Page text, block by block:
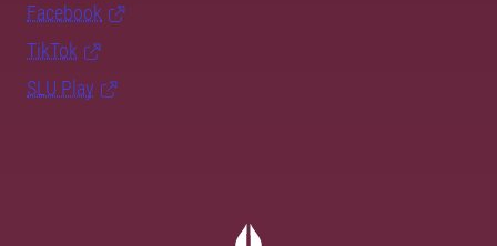
Facebook
TikTok
SLU Play